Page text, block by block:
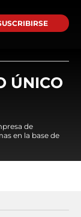
ÚNICO
de
en la base de